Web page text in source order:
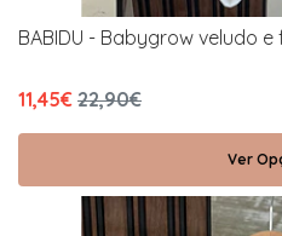
BABIDU - Babygrow veludo
11,45€ 22,90€
Ver